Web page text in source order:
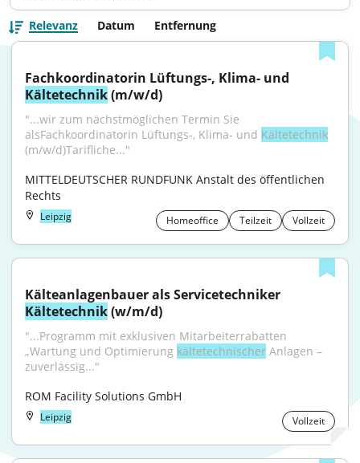
Relevanz Datum Entfernung
Kältetechnik (m/w/d)
"...wir zum nächstmöglichen Termin Sie
alsFachkoordinatorin Lüftungs-, Klima- und Kältetechnik
(m⁠/⁠w⁠/⁠d)Tarifliche..."
MITTELDEUTSCHER RUNDFUNK Anstalt des öffentlichen
Rechts
Leipzig Homeoffice Teilzeit Vollzeit
Kältetechnik (w/m/d)
"...Programm mit exklusiven Mitarbeiterrabatten
„Wartung und Optimierung kältetechnischer Anlagen –
zuverlässig..."
ROM Facility Solutions GmbH
Leipzig Vollzeit